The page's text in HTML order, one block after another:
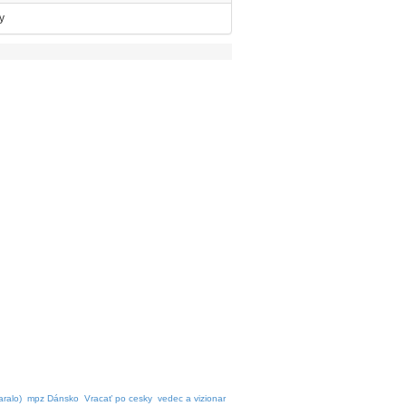
mpz Dánsko Vracať po cesky vedec a vizionar